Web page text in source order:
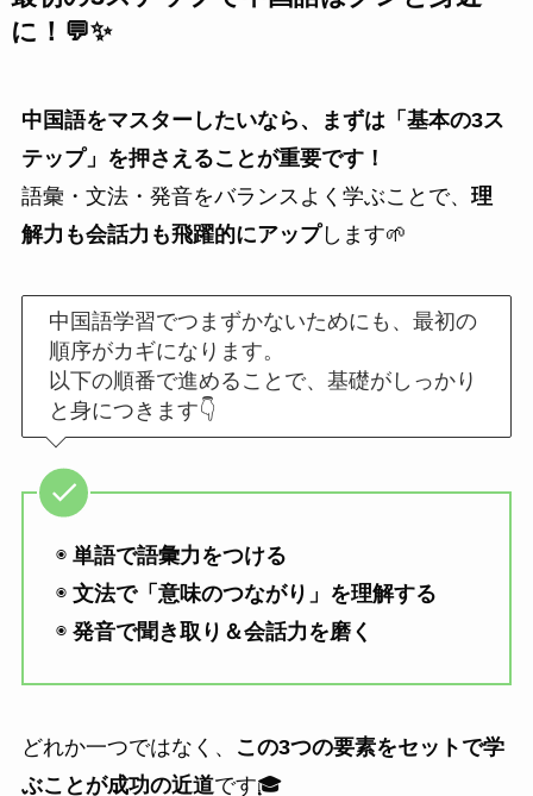
に！💬✨
中国語をマスターしたいなら、まずは「基本の3ス
テップ」を押さえることが重要です！
語彙・文法・発音をバランスよく学ぶことで、 理
解力も会話力も飛躍的にアップします🌱
中国語学習でつまずかないためにも、最初の
順序がカギになります。
以下の順番で進めることで、基礎がしっかり
と身につきます👇
◉ 単語で語彙力をつける
◉ 文法で「意味のつながり」を理解する
◉ 発音で聞き取り＆会話力を磨く
どれか一つではなく、
この3つの要素をセットで学
ぶことが成功の近道です🎓